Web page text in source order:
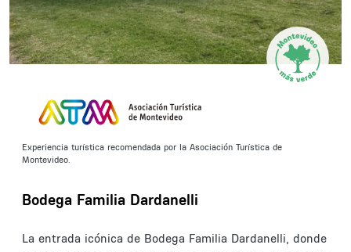
Experiencia turística recomendada por la Asociación Turística de
Montevideo.
Bodega Familia Dardanelli
La entrada icónica de Bodega Familia Dardanelli, donde